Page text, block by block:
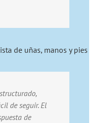
de uñas, manos y pies
de seguir. El
de